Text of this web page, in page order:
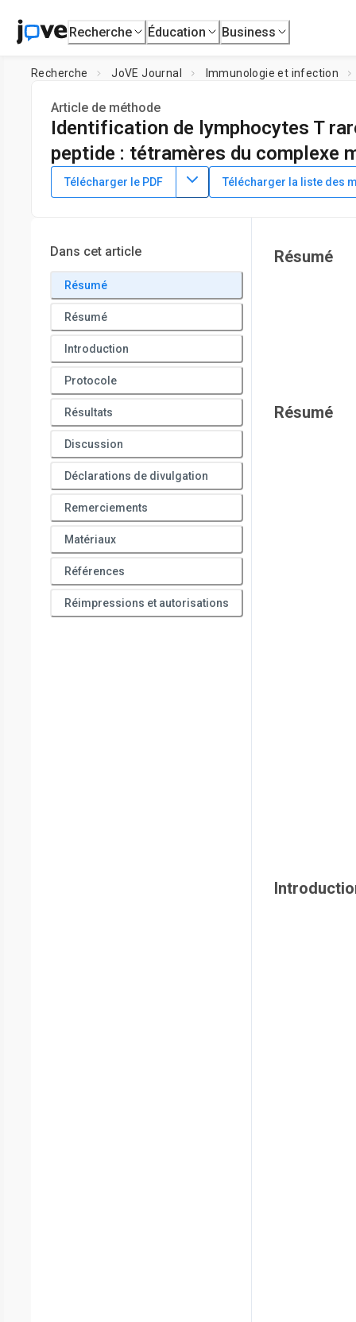
Recherche Éducation Business
Recherche JoVE Journal Immunologie et infection
Article de méthode
Identification de lymphocytes T
peptide : tétramères du complexe
DOI : 10.3791/66939 19 juillet 2024
Daniel S. Shin1,2,3,Juliana Barreto de Albuquerque1,3,
Children's Hospital
Télécharger le PDF Télécharger la liste des
Dans cet article
Résumé
Résumé
Introduction
Protocole
Résultats
Discussion
Déclarations de divulgation
Remerciements
Matériaux
Références
Réimpressions et autorisations
Résumé
Résumé